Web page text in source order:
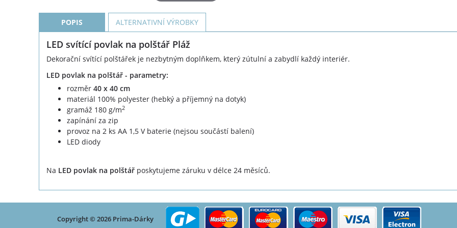
POPIS ALTERNATIVNÍ VÝROBKY
LED svítící povlak na polštář Pláž
Dekorační svítící polštářek je nezbytným doplňkem, který zútulní a zabydlí každý interiér.
LED povlak na polštář - parametry:
rozměr 40 x 40 cm
materiál 100% polyester (hebký a příjemný na dotyk)
gramáž 180 g/m2
zapínání za zip
provoz na 2 ks AA 1,5 V baterie (nejsou součástí balení)
LED diody
Na LED povlak na polštářposkytujeme záruku v délce 24 měsíců.
Copyright © 2026 Prima-Dárky